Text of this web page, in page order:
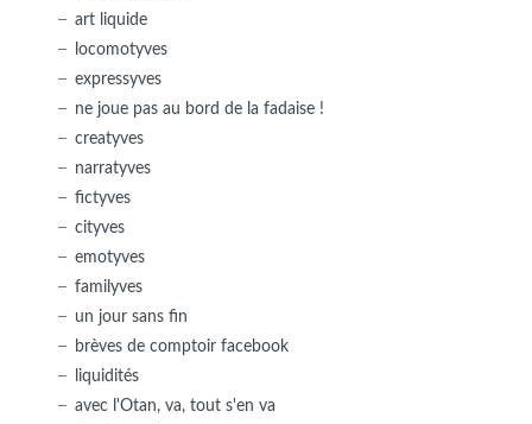
art liquide
locomotyves
expressyves
ne joue pas au bord de la fadaise !
creatyves
narratyves
fictyves
cityves
emotyves
familyves
un jour sans fin
brèves de comptoir facebook
liquidités
avec l'Otan, va, tout s'en va